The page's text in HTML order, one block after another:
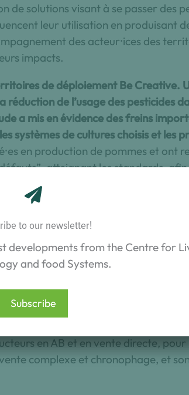
to our newsletter!
developments from the Centre for
and food Systems.
Subscribe
solutions visant à se passer des
leur utilisation en produisant
des acteur⸱ices des
impacts.
de déploiement Be Creative.
de l’usage des pesticides
a mis en évidence des freins
systèmes de cultures choisis et les
en production de pommes et ont
atteignant les standards,
importés, moins chers, et
climatiques et à la
possibilités de changements au sein
se sont organisés et perfectionnés
difficile de transformer
Cette difficulté est accentuée par
le long terme (diversifier les
outre, la crise économique que
le développement de ce
en AB et en vente directe, pour
complexe et chronophage, et